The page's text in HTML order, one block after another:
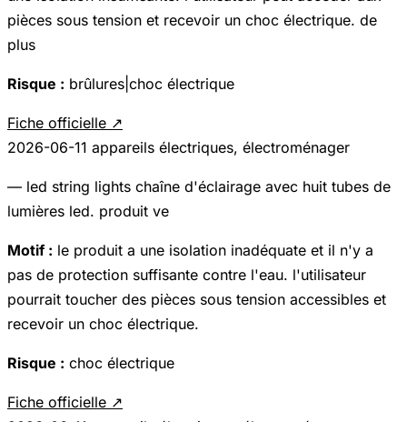
pièces sous tension et recevoir un choc électrique. de
plus
Risque : brûlures|choc électrique
Fiche officielle ↗
2026-06-11 appareils électriques, électroménager
— led string lights chaîne d'éclairage avec huit tubes de
lumières led. produit ve
Motif : le produit a une isolation inadéquate et il n'y a
pas de protection suffisante contre l'eau. l'utilisateur
pourrait toucher des pièces sous tension accessibles et
recevoir un choc électrique.
Risque : choc électrique
Fiche officielle ↗